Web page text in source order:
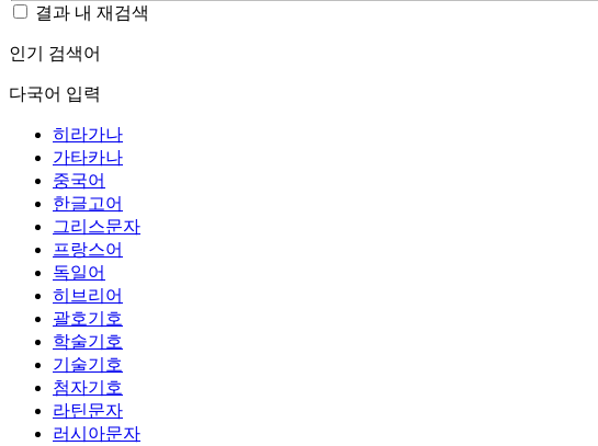
결과 내 재검색
인기 검색어
다국어 입력
히라가나
가타카나
중국어
한글고어
그리스문자
프랑스어
독일어
히브리어
괄호기호
학술기호
기술기호
첨자기호
라틴문자
러시아문자